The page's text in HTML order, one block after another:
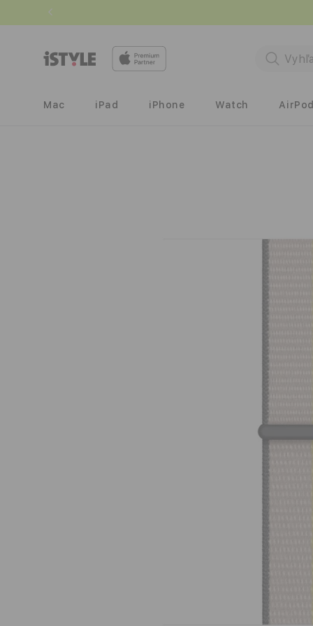
obsah
Mac iPad iPhone Watch